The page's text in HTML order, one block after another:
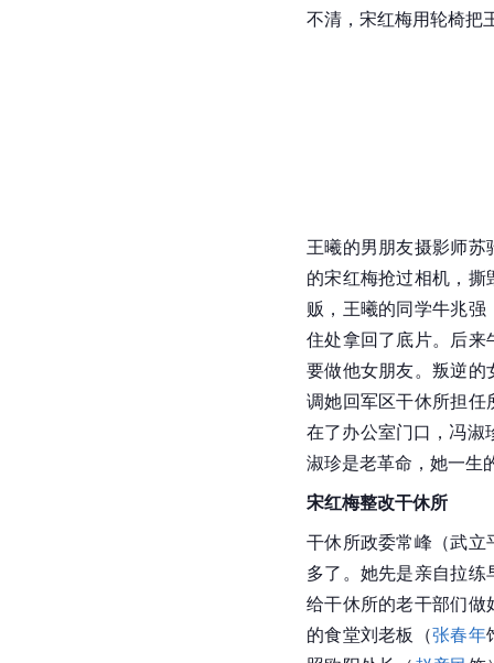
不清，宋红梅用轮椅把
王曦的男朋友摄影师
的宋红梅抢过相机，
贩，王曦的同学牛兆
住处拿回了底片。后来
要做他女朋友。叛逆的
调她回军区干休所担
在了办公室门口，冯淑
淑珍是老革命，她一生
宋红梅整改干休所
干休所政委常峰（武立
多了。她先是亲自拉
给干休所的老干部们做
的食堂刘老板（张春年